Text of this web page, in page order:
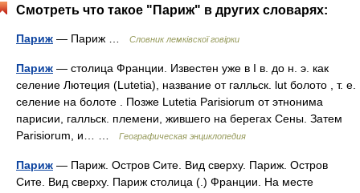
Смотреть что такое "Париж" в других словарях:
Париж — Париж … Словник лемківскої говірки
Париж — столица Франции. Известен уже в I в. до н. э. как
селение Лютеция (Lutetia), название от галльск. lut болото , т. е.
селение на болоте . Позже Lutetia Parisiorum от этнонима
парисии, галльск. племени, жившего на берегах Сены. Затем
Parisiorum, и… …
Географическая энциклопедия
Париж — Париж. Остров Сите. Вид сверху. Париж. Остров
Сите. Вид сверху. Париж столица (.) Франции. На месте